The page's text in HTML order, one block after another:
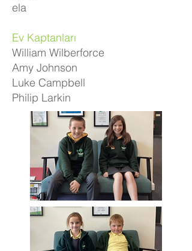
ela
Ev Kaptanları
William Wilberforce
Amy Johnson
Luke Campbell
Philip Larkin